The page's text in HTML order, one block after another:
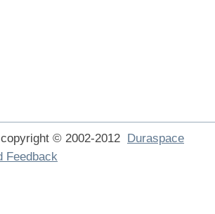
copyright © 2002-2012 Duraspace
Feedback